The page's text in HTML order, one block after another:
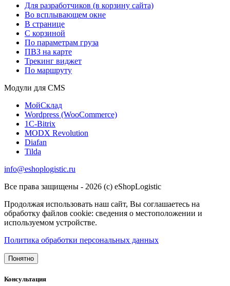
Для разработчиков (в корзину сайта)
Во всплывающем окне
В странице
С корзиной
По параметрам груза
ПВЗ на карте
Трекинг виджет
По маршруту
Модули для CMS
МойСклад
Wordpress (WooCommerce)
1С-Bitrix
MODX Revolution
Diafan
Tilda
info@eshoplogistic.ru
Все права защищены - 2026 (c) eShopLogistic
Продолжая использовать наш сайт, Вы соглашаетесь на
обработку файлов cookie: сведения о местоположении и
используемом устройстве.
Политика обработки персональных данных
Понятно
Консультация